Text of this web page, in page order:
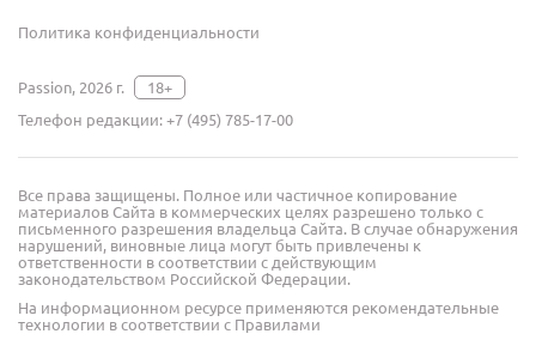
Политика конфиденциальности
Passion, 2026 г.
18+
Телефон редакции:+7 (495) 785-17-00
Все права защищены. Полное или частичное копирование
материалов Сайта в коммерческих целях разрешено только с
письменного разрешения владельца Сайта. В случае обнаружения
нарушений, виновные лица могут быть привлечены к
ответственности в соответствии с действующим
законодательством Российской Федерации.
На информационном ресурсе применяются рекомендательные
технологии в соответствии с Правилами